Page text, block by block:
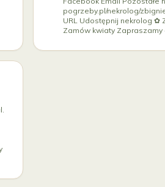
pogrzeby.pl/nekrolog/
URL Udostępnij nekrolog ✿
Zamów kwiaty Zapraszamy